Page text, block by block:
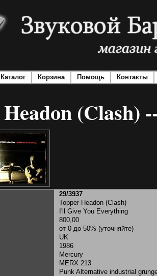
Каталог Корзина Помощь Контакты
(Clash)
29/3937
Topper Headon (Clash)
I'll Give You Everything
800,00
от 0 до 50% (уточняйте)
UK
1986
Mercury
MERX 213
Punk Alternative industrial